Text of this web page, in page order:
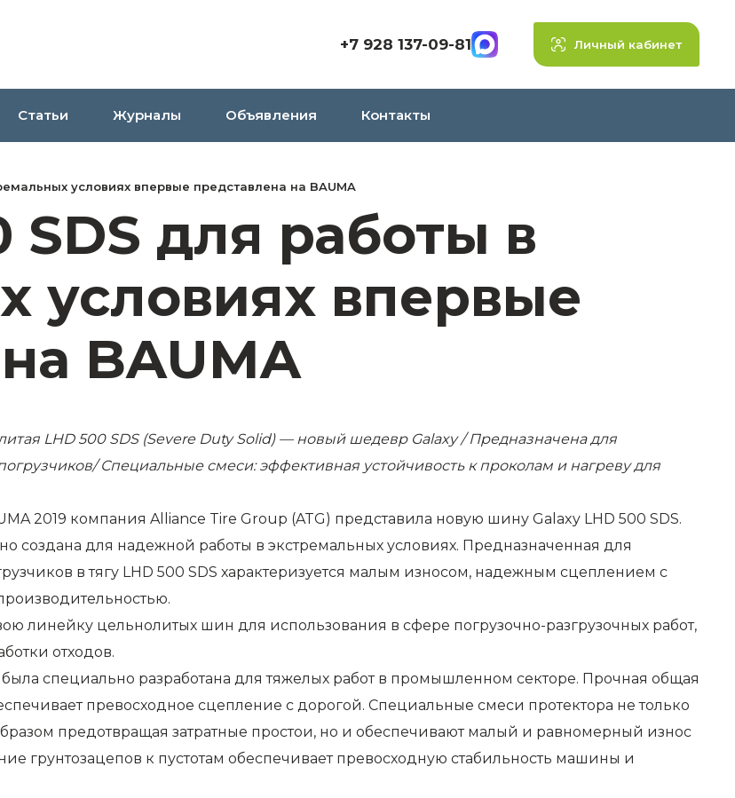
+7 928 137-09-81 Личный кабинет
Статьи Журналы Объявления Контакты
условиях впервые представлена на BAUMA
SDS для работы в
условиях впервые
BAUMA
LHD 500 SDS (Severe Duty Solid) — новый шедевр Galaxy / Предназначена для
Специальные смеси: эффективная устойчивость к проколам и нагреву для
2019 компания Alliance Tire Group (ATG) представила новую шину Galaxy LHD 500 SDS.
создана для надежной работы в экстремальных условиях. Предназначенная для
в тягу LHD 500 SDS характеризуется малым износом, надежным сцеплением с
линейку цельнолитых шин для использования в сфере погрузочно-разгрузочных работ,
отходов.
специально разработана для тяжелых работ в промышленном секторе. Прочная общая
превосходное сцепление с дорогой. Специальные смеси протектора не только
предотвращая затратные простои, но и обеспечивают малый и равномерный износ
грунтозацепов к пустотам обеспечивает превосходную стабильность машины и